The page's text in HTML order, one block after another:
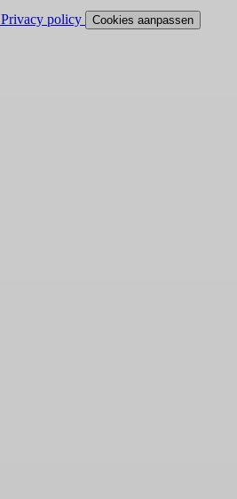
Privacy policy Cookies aanpassen